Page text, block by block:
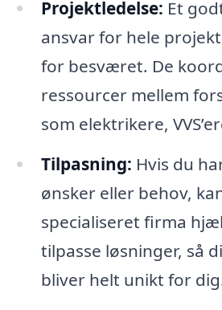
Projektledelse: Et
ansvar for hele
for besværet. De
ressourcer mellem
som elektrikere,
Tilpasning: Hvis du
ønsker eller behov,
specialiseret firma
tilpasse løsninger, så
bliver helt unikt for